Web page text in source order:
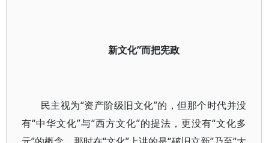
新文化”而把宪政
民主视为“资产阶级旧文化”的，但那个时代并没
有“中华文化”与“西方文化”的提法，更没有“文化多